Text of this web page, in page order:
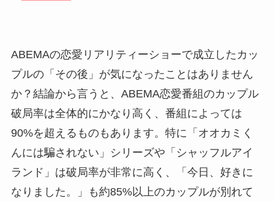
ABEMAの恋愛リアリティーショーで成立したカッ
プルの「その後」が気になったことはありません
か？結論から言うと、ABEMA恋愛番組のカップル
破局率は全体的にかなり高く、番組によっては
90%を超えるものもあります。特に「オオカミく
んには騙されない」シリーズや「シャッフルアイ
ランド」は破局率が非常に高く、「今日、好きに
なりました。」も約85%以上のカップルが別れて